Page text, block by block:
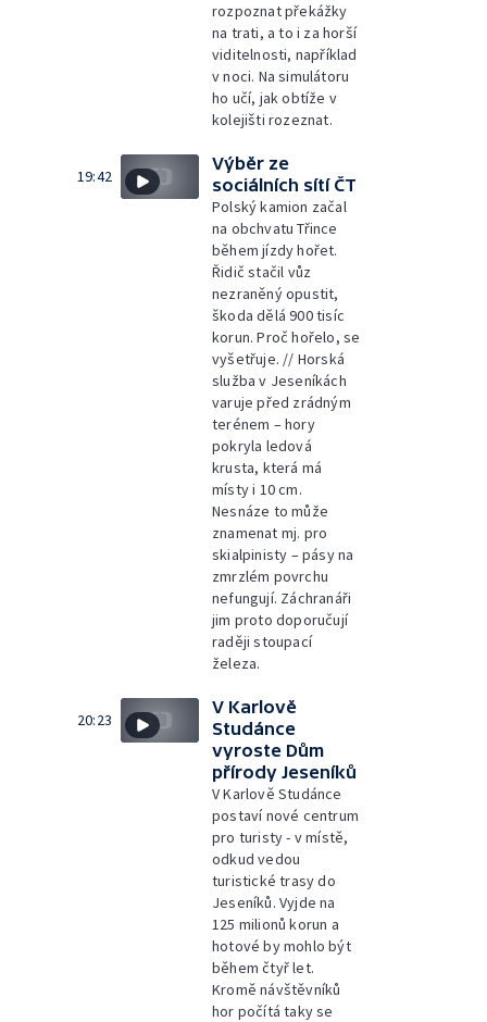
rozpoznat překážky
na trati, a to i za horší
viditelnosti, například
v noci. Na simulátoru
ho učí, jak obtíže v
kolejišti rozeznat.
19:42
Výběr ze
sociálních sítí ČT
Polský kamion začal
na obchvatu Třince
během jízdy hořet.
Řidič stačil vůz
nezraněný opustit,
škoda dělá 900 tisíc
korun. Proč hořelo, se
vyšetřuje. // Horská
služba v Jeseníkách
varuje před zrádným
terénem – hory
pokryla ledová
krusta, která má
místy i 10 cm.
Nesnáze to může
znamenat mj. pro
skialpinisty – pásy na
zmrzlém povrchu
nefungují. Záchranáři
jim proto doporučují
raději stoupací
železa.
20:23
V Karlově
Studánce
vyroste Dům
přírody Jeseníků
V Karlově Studánce
postaví nové centrum
pro turisty - v místě,
odkud vedou
turistické trasy do
Jeseníků. Vyjde na
125 milionů korun a
hotové by mohlo být
během čtyř let.
Kromě návštěvníků
hor počítá taky se